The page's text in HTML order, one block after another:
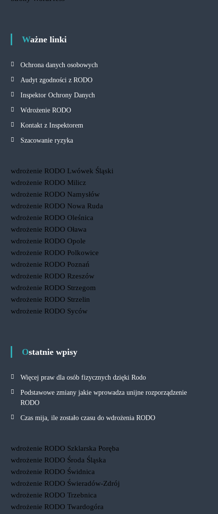
Ważne linki
Ochrona danych osobowych
Audyt zgodności z RODO
Inspektor Ochrony Danych
Wdrożenie RODO
Kontakt z Inspektorem
Szacowanie ryzyka
wdrożenie RODO Lwówek Śląski
wdrożenie RODO Milicz
wdrożenie RODO Namysłów
wdrożenie RODO Nowa Ruda
wdrożenie RODO Oleśnica
wdrożenie RODO Oława
wdrożenie RODO Opole
wdrożenie RODO Polkowice
wdrożenie RODO Poznań
wdrożenie RODO Rzeszów
wdrożenie RODO Strzegom
wdrożenie RODO Strzelin
wdrożenie RODO Syców
Ostatnie wpisy
Więcej praw dla osób fizycznych dzięki Rodo
Podstawowe zmiany jakie wprowadza unijne rozporządzenie
RODO
Czas mija, ile zostało czasu do wdrożenia RODO
wdrożenie RODO Szklarska Poręba
wdrożenie RODO Środa Śląska
wdrożenie RODO Świdnica
wdrożenie RODO Świeradów-Zdrój
wdrożenie RODO Trzebnica
wdrożenie RODO Twardogóra